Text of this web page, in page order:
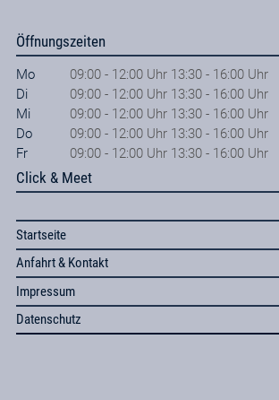
Öffnungszeiten
Mo
09:00 - 12:00 Uhr 13:30 - 16:00 Uhr
Di
09:00 - 12:00 Uhr 13:30 - 16:00 Uhr
Mi
09:00 - 12:00 Uhr 13:30 - 16:00 Uhr
Do
09:00 - 12:00 Uhr 13:30 - 16:00 Uhr
Fr
09:00 - 12:00 Uhr 13:30 - 16:00 Uhr
Click & Meet
Startseite
Anfahrt & Kontakt
Impressum
Datenschutz